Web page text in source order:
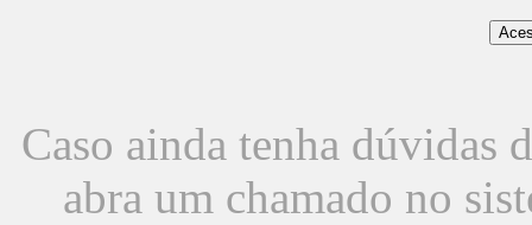
Caso ainda tenha dúvidas
abra um chamado no